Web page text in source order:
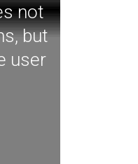
not
but
user